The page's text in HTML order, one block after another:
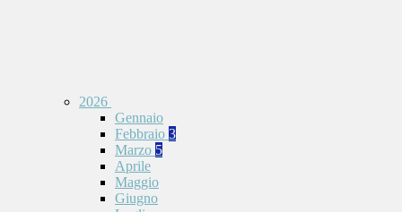
2026
Gennaio
Febbraio 3
Marzo 5
Aprile
Maggio
Giugno